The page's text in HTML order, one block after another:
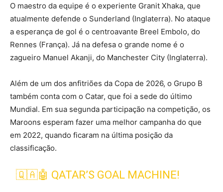
O maestro da equipe é o experiente Granit Xhaka, que
atualmente defende o Sunderland (Inglaterra). No ataque
a esperança de gol é o centroavante Breel Embolo, do
Rennes (França). Já na defesa o grande nome é o
zagueiro Manuel Akanji, do Manchester City (Inglaterra).
Além de um dos anfitriões da Copa de 2026, o Grupo B
também conta com o Catar, que foi a sede do último
Mundial. Em sua segunda participação na competição, os
Maroons esperam fazer uma melhor campanha do que
em 2022, quando ficaram na última posição da
classificação.
🇶🇦🤖 QATAR’S GOAL MACHINE!